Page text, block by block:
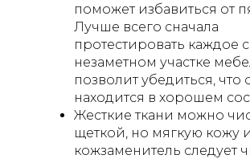
поможет избавиться от
Лучше всего сначала
протестировать каждое
незаметном участке
позволит убедиться, что
находится в хорошем
Жесткие ткани можно
щеткой, но мягкую кожу и
кожзаменитель следует